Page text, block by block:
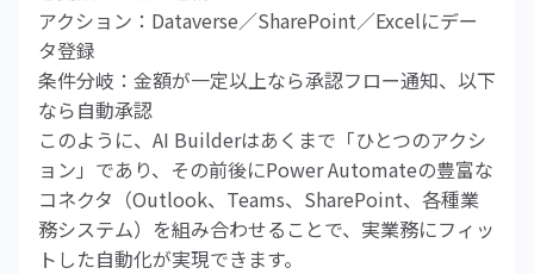
アクション：Dataverse／SharePoint／Excelにデー
タ登録
条件分岐：金額が一定以上なら承認フロー通知、以下
なら自動承認
このように、AI Builderはあくまで「ひとつのアクシ
ョン」であり、その前後にPower Automateの豊富な
コネクタ（Outlook、Teams、SharePoint、各種業
務システム）を組み合わせることで、実業務にフィッ
トした自動化が実現できます。